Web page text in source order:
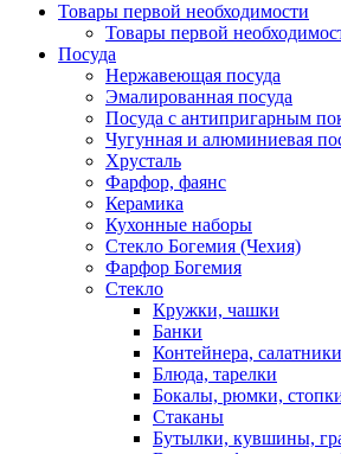
Товары первой необходимости
Товары первой
Посуда
Нержавеющая посуда
Эмалированная посуда
Посуда с антипригарным
Чугунная и алюминиевая
Хрусталь
Фарфор, фаянс
Керамика
Кухонные наборы
Стекло Богемия (Чехия)
Фарфор Богемия
Стекло
Кружки, чашки
Банки
Контейнера, салатники
Блюда, тарелки
Бокалы, рюмки,
Стаканы
Бутылки, кувшины,